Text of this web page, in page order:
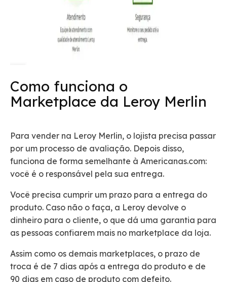
Como funciona o
Marketplace da Leroy Merlin
Para vender na Leroy Merlin, o lojista precisa passar
por um processo de avaliação. Depois disso,
funciona de forma semelhante à Americanas.com:
você é o responsável pela sua entrega.
Você precisa cumprir um prazo para a entrega do
produto. Caso não o faça, a Leroy devolve o
dinheiro para o cliente, o que dá uma garantia para
as pessoas confiarem mais no marketplace da loja.
Assim como os demais marketplaces, o prazo de
troca é de 7 dias após a entrega do produto e de
90 dias em caso de produto com defeito.